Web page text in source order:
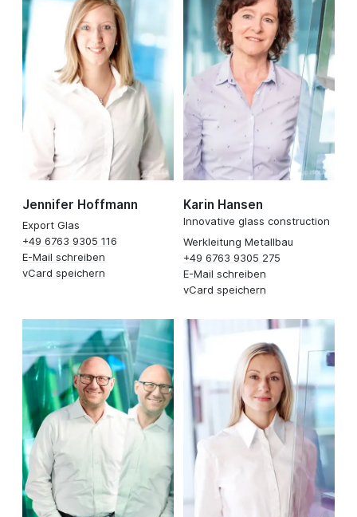
Jennifer Hoffmann
Export Glas
+49 6763 9305 116
E-Mail schreiben
vCard speichern
Karin Hansen
Innovative glass construction
Werkleitung Metallbau
+49 6763 9305 275
E-Mail schreiben
vCard speichern